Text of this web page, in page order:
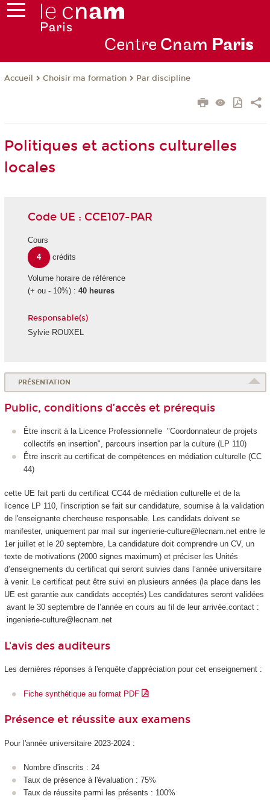
Centre Cnam Paris
Accueil Choisir ma formation Par discipline
Politiques et actions culturelles
locales
Code UE : CCE107-PAR
Cours
4
crédits
Volume horaire de référence
(+ ou - 10%) : 40 heures
Responsable(s)
Sylvie ROUXEL
PRÉSENTATION
Public, conditions d’accès et prérequis
Être inscrit à la Licence Professionnelle "Coordonnateur de projets
collectifs en insertion", parcours insertion par la culture (LP 110)
Être inscrit au certificat de compétences en médiation culturelle (CC
44)
cette UE fait parti du certificat CC44 de médiation culturelle et de la
licence LP 110, l'inscription se fait sur candidature, soumise à la validation
de l'enseignante chercheuse responsable. Les candidats doivent se
manifester, uniquement par mail sur ingenierie-culture@lecnam.net entre le
1er juillet et le 20 septembre, La candidature doit comprendre un CV, un
texte de motivations (2000 signes maximum) et préciser les Unités
d’enseignements du certificat qui seront suivies dans l’année universitaire
à venir. Le certificat peut être suivi en plusieurs années (la place dans les
UE est garantie aux candidats acceptés) Les candidatures seront validées
avant le 30 septembre de l’année en cours au fil de leur arrivée.contact :
ingenierie-culture@lecnam.net
L'avis des auditeurs
Les dernières réponses à l'enquête d'appréciation pour cet enseignement :
Fiche synthétique au format PDF
Présence et réussite aux examens
Pour l'année universitaire 2023-2024 :
Nombre d'inscrits : 24
Taux de présence à l'évaluation : 75%
Taux de réussite parmi les présents : 100%